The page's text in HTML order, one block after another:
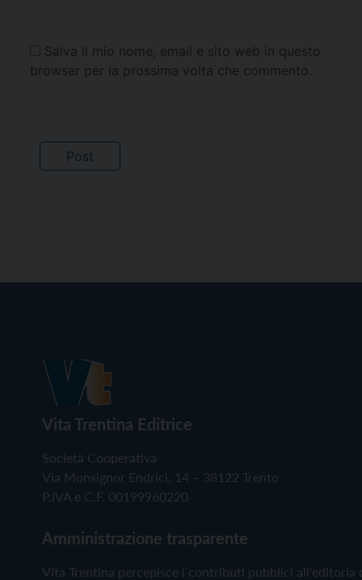
Salva il mio nome, email e sito web in questo
browser per la prossima volta che commento.
Vita Trentina Editrice
Società Cooperativa
Via Monsignor Endrici, 14 – 38122 Trento
P.IVA e C.F. 00199960220
Amministrazione trasparente
Vita Trentina percepisce i contributi pubblici all'editoria